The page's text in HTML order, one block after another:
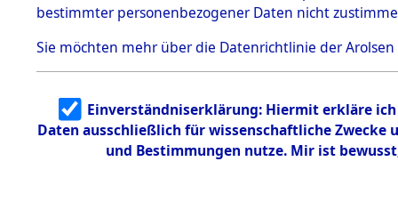
zu
Todesmärsch
en
5.3.2
Identifizierun
g
5.3.3
Todesmärsch
bestimmter personenbezogener Daten nicht
Sie möchten mehr über die Datenrichtlinie der Arolsen
Einverständniserklärung: Hiermit erkläre
Daten ausschließlich für wissenschaftliche
und Bestimmungen nutze. Mir ist